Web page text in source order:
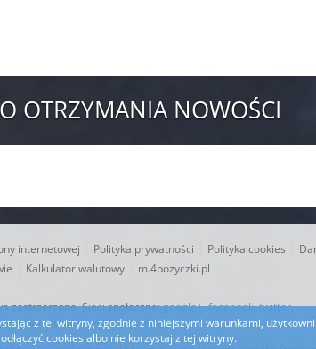
OTRZYMANIA NOWOŚCI
internetowej Polityka prywatności Polityka cookies
Kalkulator walutowy m.4pozyczki.pl
zastrzerzone. Sieci społeczne:google+,facebook,twitter.
przezgoodday.group
z tej witryny, zgodnie z niniejszymi warunkami,
cookies albo nie korzystaj z tej witryny.